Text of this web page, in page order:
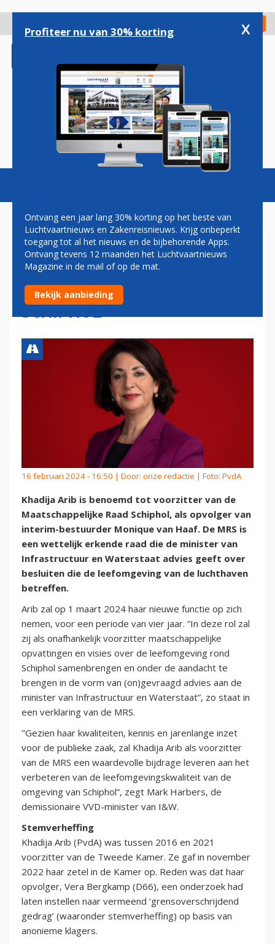
gaan
Check in
Magazine Podcasts Vacatures
KHADIJA ARIB NIEUWE
VOORZITTER
MAATSCHAPPELIJKE RAAD
SCHIPHOL
16 februari 2024 - 16:50 | Door: onze redactie | Foto: PvdA
Khadija Arib is benoemd tot voorzitter van de
Maatschappelijke Raad Schiphol, als opvolger van
interim-bestuurder Monique van Haaf. De MRS is
een wettelijk erkende raad die de minister van
Infrastructuur en Waterstaat advies geeft over
besluiten die de leefomgeving van de luchthaven
betreffen.
Arib zal op 1 maart 2024 haar nieuwe functie op zich
nemen, voor een periode van vier jaar. “In deze rol zal
zij als onafhankelijk voorzitter maatschappelijke
opvattingen en visies over de leefomgeving rond
Schiphol samenbrengen en onder de aandacht te
brengen in de vorm van (on)gevraagd advies aan de
minister van Infrastructuur en Waterstaat”, zo staat in
een verklaring van de MRS.
"Gezien haar kwaliteiten, kennis en jarenlange inzet
voor de publieke zaak, zal Khadija Arib als voorzitter
van de MRS een waardevolle bijdrage leveren aan het
verbeteren van de leefomgevingskwaliteit van de
omgeving van Schiphol”, zegt Mark Harbers, de
demissionaire VVD-minister van I&W.
Stemverheffing
Khadija Arib (PvdA) was tussen 2016 en 2021
voorzitter van de Tweede Kamer. Ze gaf in november
2022 haar zetel in de Kamer op. Reden was dat haar
opvolger, Vera Bergkamp (D66), een onderzoek had
laten instellen naar vermeend ‘grensoverschrijdend
gedrag’ (waaronder stemverheffing) op basis van
anonieme klagers.
Profiteer nu van 30% korting x
Ontvang een jaar lang 30% korting op het beste van
Luchtvaartnieuws en Zakenreisnieuws. Krijg onbeperkt
toegang tot al het nieuws en de bijbehorende Apps.
Ontvang tevens 12 maanden het Luchtvaartnieuws
Magazine in de mail of op de mat.
Bekijk aanbieding